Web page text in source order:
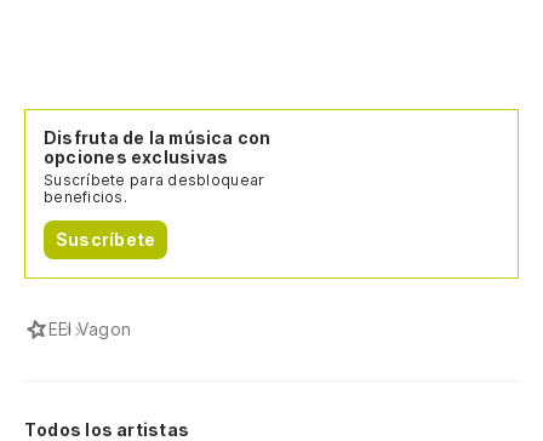
Disfruta de la música con
opciones exclusivas
Suscríbete para desbloquear
beneficios.
Suscríbete
EEl Vagon
Todos los artistas